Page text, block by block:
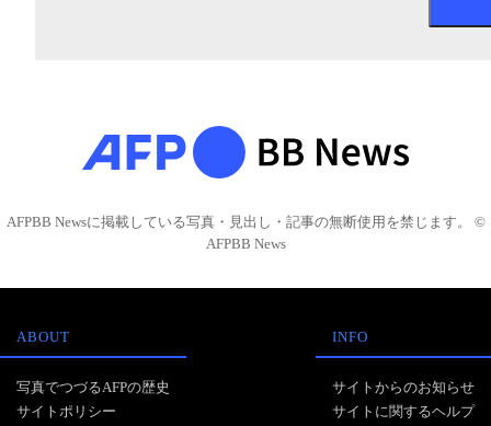
AFPBB Newsに掲載している写真・見出し・記事の無断使用を禁じます。 ©
AFPBB News
ABOUT
写真でつづるAFPの歴史
サイトポリシー
INFO
サイトからのお知らせ
サイトに関するヘルプ